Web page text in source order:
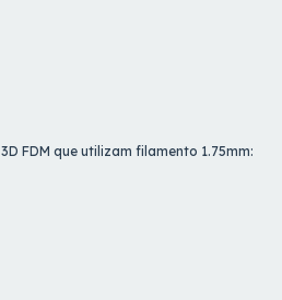
FDM que utilizam filamento 1.75mm: